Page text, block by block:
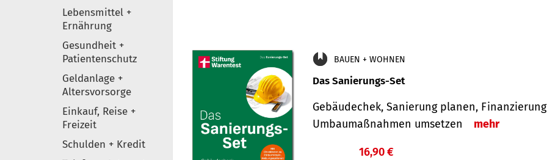
Lebensmittel +
Ernährung
Gesundheit +
Patientenschutz
Geldanlage +
Altersvorsorge
Einkauf, Reise +
Freizeit
Schulden + Kredit
BAUEN + WOHNEN
Das Sanierungs-Set
Gebäudechek, Sanierung planen,
Umbaumaßnahmen umsetzen
mehr
16,90 €